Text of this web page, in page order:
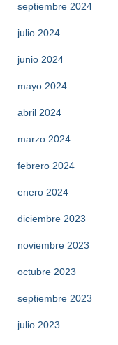
septiembre 2024
julio 2024
junio 2024
mayo 2024
abril 2024
marzo 2024
febrero 2024
enero 2024
diciembre 2023
noviembre 2023
octubre 2023
septiembre 2023
julio 2023